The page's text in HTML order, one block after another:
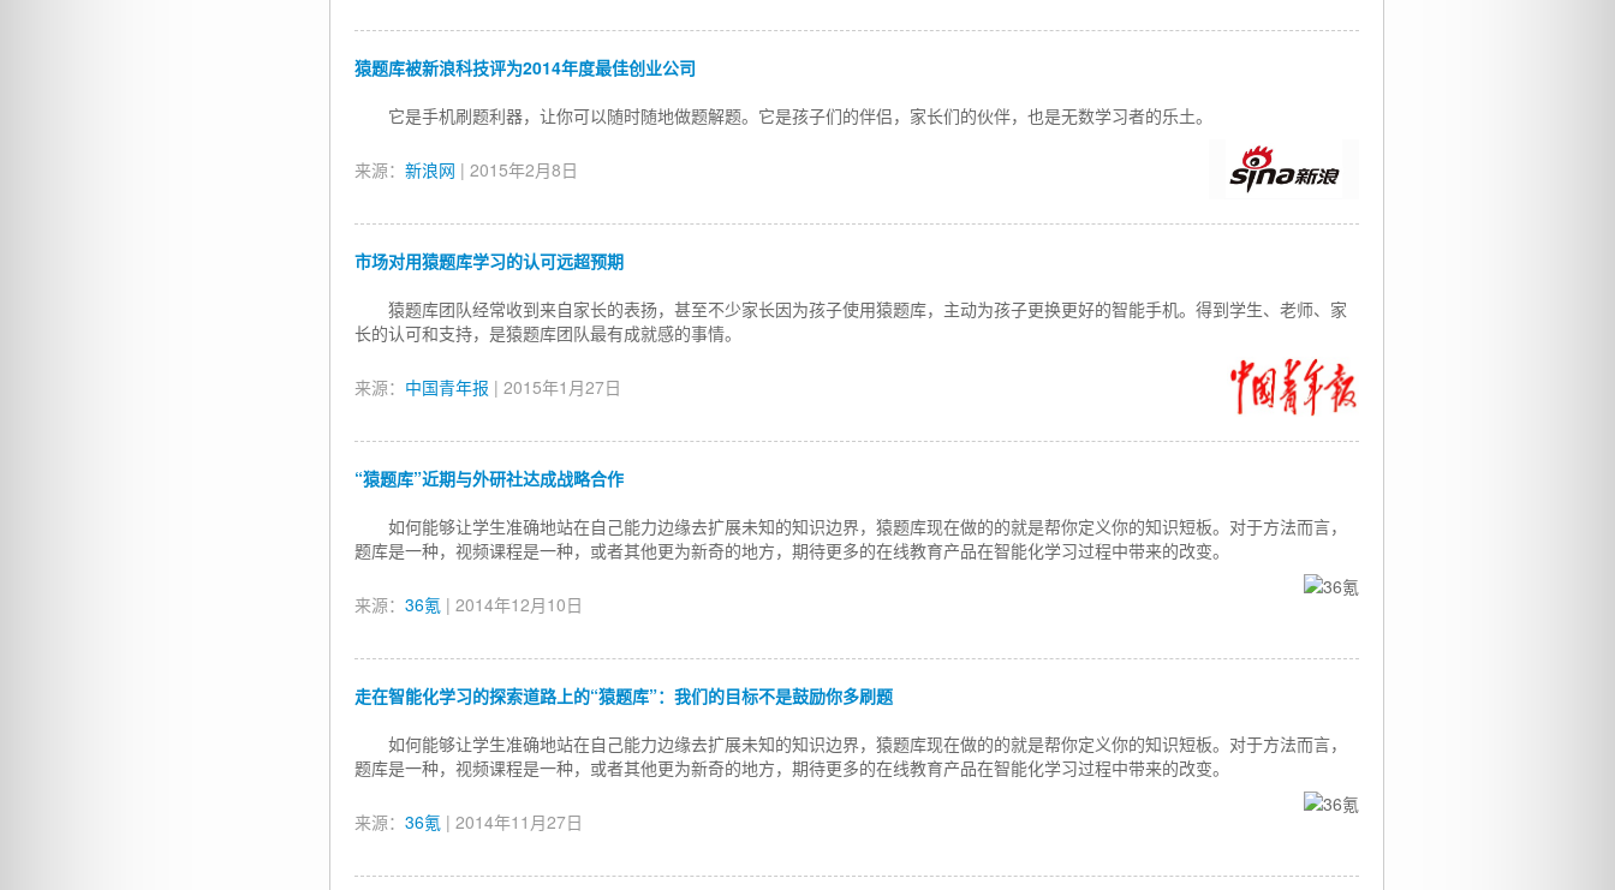
猿题库被新浪科技评为2014年度最佳创业公司
它是手机刷题利器，让你可以随时随地做题解题。它是孩子们的伴侣，家长们的伙伴，也是无数学习者的乐土。
来源： 新浪网 | 2015年2月8日
市场对用猿题库学习的认可远超预期
猿题库团队经常收到来自家长的表扬，甚至不少家长因为孩子使用猿题库，主动为孩子更换更好的智能手机。得到学生、老师、家
长的认可和支持，是猿题库团队最有成就感的事情。
来源： 中国青年报 | 2015年1月27日
“猿题库”近期与外研社达成战略合作
如何能够让学生准确地站在自己能力边缘去扩展未知的知识边界，猿题库现在做的的就是帮你定义你的知识短板。对于方法而言，
题库是一种，视频课程是一种，或者其他更为新奇的地方，期待更多的在线教育产品在智能化学习过程中带来的改变。
来源： 36氪 | 2014年12月10日
走在智能化学习的探索道路上的“猿题库”：我们的目标不是鼓励你多刷题
如何能够让学生准确地站在自己能力边缘去扩展未知的知识边界，猿题库现在做的的就是帮你定义你的知识短板。对于方法而言，
题库是一种，视频课程是一种，或者其他更为新奇的地方，期待更多的在线教育产品在智能化学习过程中带来的改变。
来源： 36氪 | 2014年11月27日